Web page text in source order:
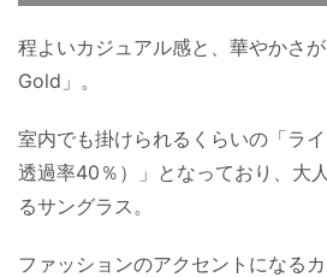
程よいカジュアル感と、華やかさ
Gold」。
室内でも掛けられるくらいの「ラ
透過率40％）」となっており、大
るサングラス。
ファッションのアクセントになる